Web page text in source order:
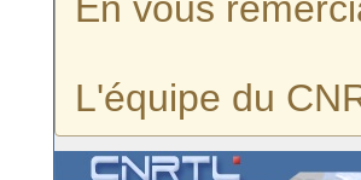
L'équipe du